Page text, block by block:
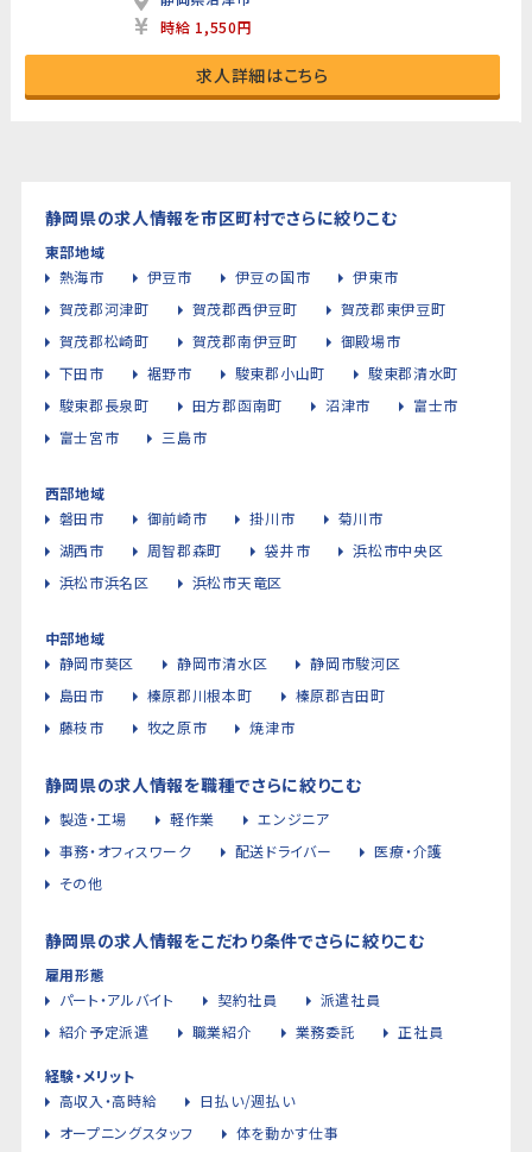
時給 1,550円
求人詳細はこちら
静岡県の求人情報を市区町村でさらに絞りこむ
東部地域
熱海市
伊豆市 伊豆の国市
伊東市
賀茂郡河津町
賀茂郡西伊豆町
賀茂郡東伊豆町
賀茂郡松崎町
賀茂郡南伊豆町
御殿場市
下田市
裾野市 駿東郡小山町
駿東郡清水町
駿東郡長泉町
田方郡函南町 沼津市
富士市
富士宮市
三島市
西部地域
磐田市
御前崎市 掛川市
菊川市
湖西市
周智郡森町 袋井市
浜松市中央区
浜松市浜名区
浜松市天竜区
中部地域
静岡市葵区
静岡市清水区
静岡市駿河区
島田市
榛原郡川根本町
榛原郡吉田町
藤枝市
牧之原市 焼津市
静岡県の求人情報を職種でさらに絞りこむ
製造・工場 軽作業
エンジニア
事務・オフィスワーク
配送ドライバー
医療・介護
その他
静岡県の求人情報をこだわり条件でさらに絞りこむ
雇用形態
パート・アルバイト
契約社員
派遣社員
紹介予定派遣
職業紹介 業務委託 正社員
経験・メリット
高収入・高時給
日払い/週払い
オープニングスタッフ
体を動かす仕事